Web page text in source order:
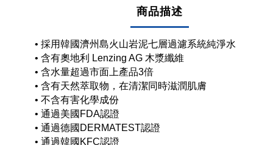
商品描述
• 採用韓國濟州島火山岩泥七層過濾系統純淨水
• 含有奧地利 Lenzing AG 木漿纖維
• 含水量超過市面上產品3倍
• 含有天然萃取物，在清潔同時滋潤肌膚
• 不含有害化學成份
• 通過美國FDA認證
• 通過德國DERMATEST認證
• 通過韓國KFC認證